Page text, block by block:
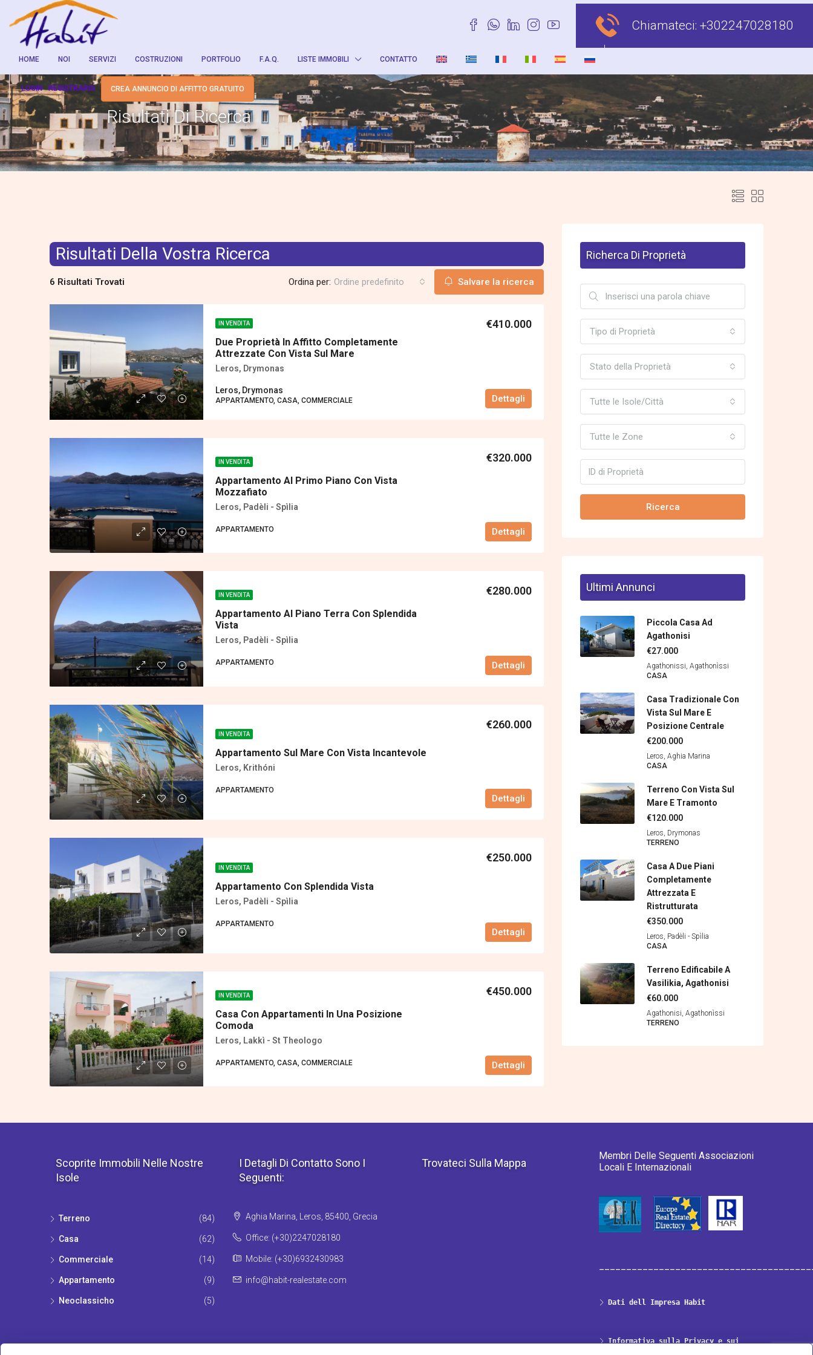
Chiamateci: +302247028180
HOME NOI SERVIZI COSTRUZIONI PORTFOLIO F.A.Q. LISTE IMMOBILI CONTATTO
LOGIN REGISTRARSI CREA ANNUNCIO DI AFFITTO GRATUITO
Risultati Di Ricerca
Risultati Della Vostra Ricerca
6 Risultati Trovati Ordina per: Ordine predefinito Salvare la ricerca
IN VENDITA
Due Proprietà In Affitto Completamente
Attrezzate Con Vista Sul Mare
€410.000
Leros, Drymonas
Leros, Drymonas
APPARTAMENTO, CASA, COMMERCIALE Dettagli
IN VENDITA
Appartamento Al Primo Piano Con Vista
Mozzafiato
€320.000
Leros, Padèli - Spìlia
APPARTAMENTO Dettagli
IN VENDITA
Appartamento Al Piano Terra Con Splendida
Vista
€280.000
Leros, Padèli - Spìlia
APPARTAMENTO Dettagli
IN VENDITA
Appartamento Sul Mare Con Vista Incantevole
€260.000
Leros, Κrithóni
APPARTAMENTO
Dettagli
IN VENDITA
Appartamento Con Splendida Vista
€250.000
Leros, Padèli - Spìlia
APPARTAMENTO
Dettagli
IN VENDITA
Casa Con Appartamenti In Una Posizione
Comoda
€450.000
Leros, Lakkì - St Theologo
APPARTAMENTO, CASA, COMMERCIALE Dettagli
Richerca Di Proprietà
Tipo di Proprietà
Stato della Proprietà
Tutte le Isole/Città
Tutte le Zone
Ricerca
Ultimi Annunci
Piccola Casa Ad
Agathonisi
€27.000
Agathonissi, Agathonìssi
CASA
Casa Tradizionale Con
Vista Sul Mare E
Posizione Centrale
€200.000
Leros, Aghia Marina
CASA
Terreno Con Vista Sul
Mare E Tramonto
€120.000
Leros, Drymonas
TERRENΟ
Casa A Due Piani
Completamente
Attrezzata E
Ristrutturata
€350.000
Leros, Padèli - Spìlia
CASA
Terreno Edificabile A
Vasilikia, Agathonisi
€60.000
Agathonisi, Agathonìssi
TERRENΟ
Scoprite Immobili Nelle Nostre
Isole
Terrenο (84)
Casa (62)
Commerciale (14)
Appartamento (9)
Νeoclassicho (5)
I Detagli Di Contatto Sono I
Seguenti:
Aghia Marina, Leros, 85400, Grecia
Office: (+30)2247028180
Mobile: (+30)6932430983
info@habit-realestate.com
Trovateci Sulla Mappa
Membri Delle Seguenti Associazioni
Locali E Internazionali
Dati dell Impresa Habit
Informativa sulla Privacy e sui